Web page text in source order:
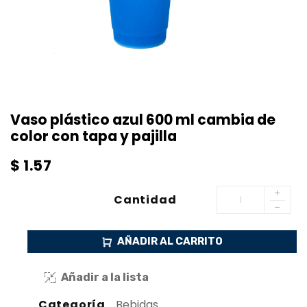
Vaso plástico azul 600 ml cambia de
color con tapa y pajilla
$ 1.57
Cantidad
AÑADIR AL CARRITO
Añadir a la lista